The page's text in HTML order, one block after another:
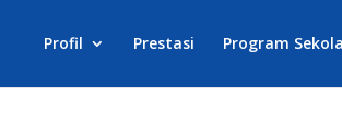
Profil Prestasi Program